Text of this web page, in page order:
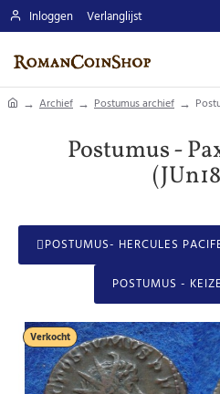
Inloggen Verlanglijst
homeArchief Postumus archief
Postumus -
POSTUMUS- HERCULES
POSTUMUS -
Verkocht